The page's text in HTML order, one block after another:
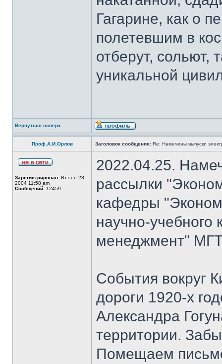
Гагарине, как о
полетевшим в
отберут, сольют,
уникальной
Вернуться наверх
Проф.А.И.Орлов Заголовок сообщения: Re: Намечены выпуски
Зарегистрирован: Вт сен 28,
2004 11:58 am
Сообщений: 12459
2022.04.25.
рассылки
кафедры
научно-
менеджмент"
События вокруг
дороги 1920-х
Александра
территории.
Помещаем